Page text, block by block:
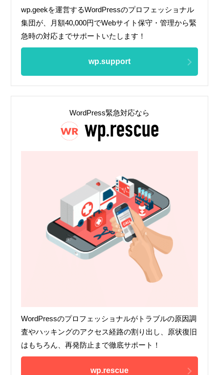
wp.geekを運営するWordPressのプロフェッショナル
集団が、月額40,000円でWebサイト保守・管理から緊
急時の対応までサポートいたします！
wp.support
WordPress緊急対応なら
WordPressのプロフェッショナルがトラブルの原因調
査やハッキングのアクセス経路の割り出し、原状復旧
はもちろん、再発防止まで徹底サポート！
wp.rescue